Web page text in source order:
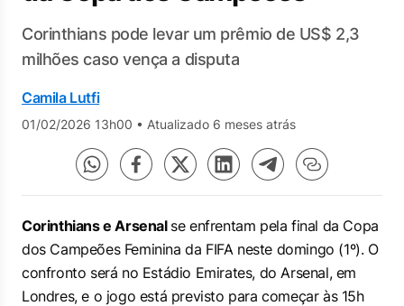
Corinthians pode levar um prêmio de US$ 2,3
milhões caso vença a disputa
Camila Lutfi
01/02/2026 13h00 • Atualizado 6 meses atrás
Corinthians e Arsenal se enfrentam pela final da Copa
dos Campeões Feminina da FIFA neste domingo (1º). O
confronto será no Estádio Emirates, do Arsenal, em
Londres, e o jogo está previsto para começar às 15h